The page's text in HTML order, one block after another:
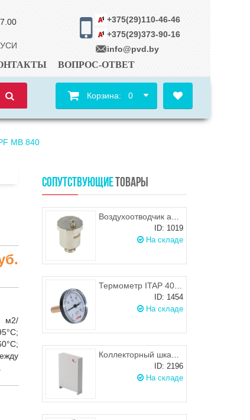
+375(29)110-46-46
+375(29)373-90-16
info@pvd.by
ВОПРОС-ОТВЕТ
Корзина: 0
MB 840
м2/
СОПУТСТВУЮЩИЕТОВАРЫ
Воздухоотводчик автоматический прямой 1/2" ProFactor PFDV571.15
ID: 1019
На складе
Термометр ITAP 40mm, осевое подключение 493
ID: 1454
На складе
Коллекторный шкаф наружный WESTER ШРН-6 (1157х119х652 мм)
ID: 2196
На складе